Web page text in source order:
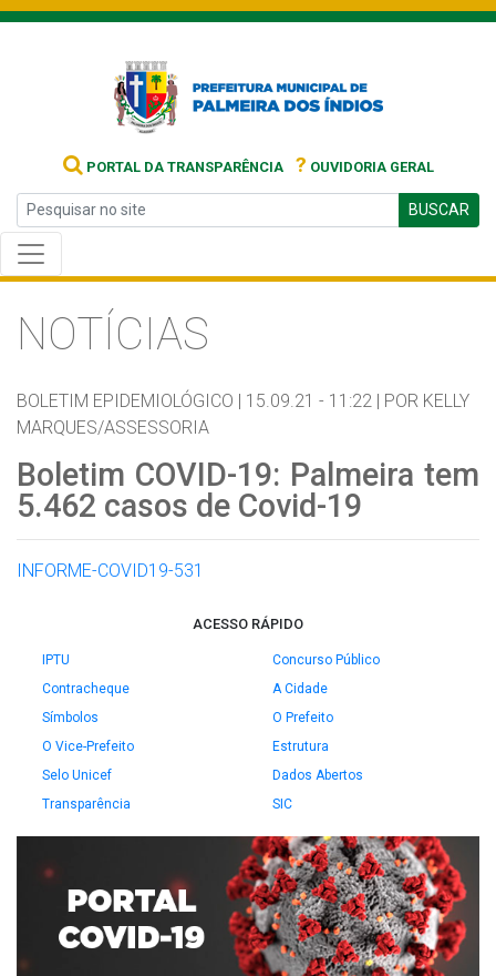
PORTAL DA TRANSPARÊNCIA ? OUVIDORIA GERAL
BUSCAR
NOTÍCIAS
BOLETIM EPIDEMIOLÓGICO | 15.09.21 - 11:22 | POR KELLY
MARQUES/ASSESSORIA
Boletim COVID-19: Palmeira tem
5.462 casos de Covid-19
INFORME-COVID19-531
ACESSO RÁPIDO
IPTU
Concurso Público
Contracheque
A Cidade
Símbolos
O Prefeito
O Vice-Prefeito
Estrutura
Selo Unicef
Dados Abertos
Transparência
SIC